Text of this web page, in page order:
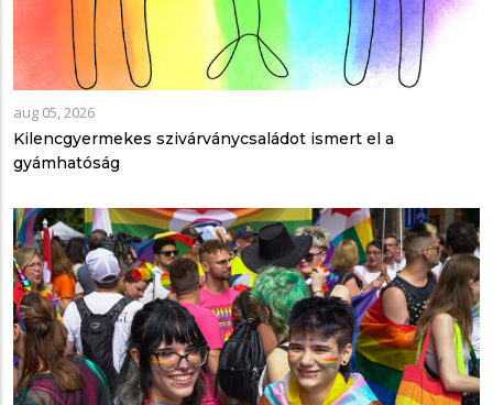
aug 05, 2026
Kilencgyermekes szivárványcsaládot ismert el a
gyámhatóság